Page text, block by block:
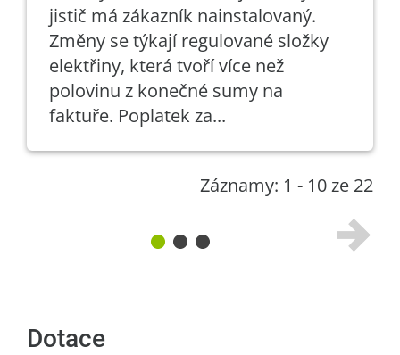
jistič má zákazník nainstalovaný.
Změny se týkají regulované složky
elektřiny, která tvoří více než
polovinu z konečné sumy na
faktuře. Poplatek za...
Záznamy: 1 - 10 ze 22
Dotace